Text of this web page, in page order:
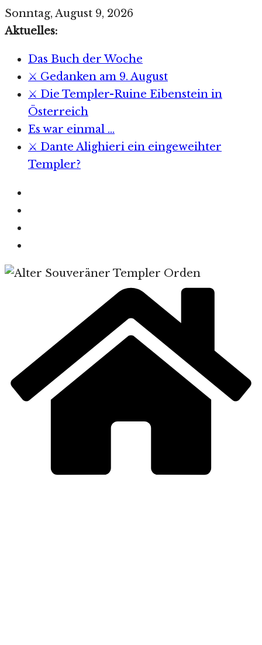
Zum
Inhalt
Sonntag, August 9, 2026
Aktuelles:
Das Buch der Woche
⚔️ Gedanken am 9. August
⚔️ Die Templer-Ruine Eibenstein in
Österreich
Es war einmal …
⚔️ Dante Alighieri ein eingeweihter
Templer?